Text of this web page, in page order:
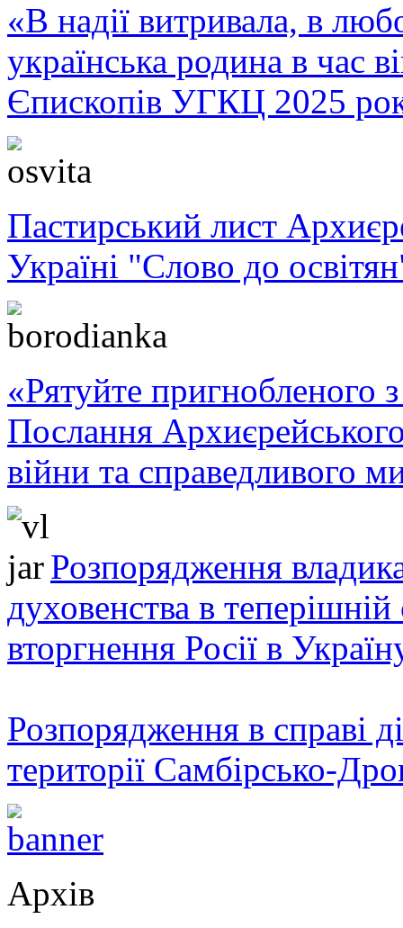
«В надії витривала, в
українська родина в час
Єпископів УГКЦ 2025
Пастирський лист
Україні "Слово до
«Рятуйте пригнобленого
Послання
війни та справедливого
Розпорядження
духовенства в теперішній
вторгнення Росії в
Розпорядження в справі
території Самбірсько-
Архів